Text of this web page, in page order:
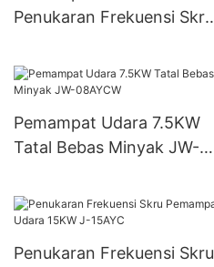
Penukaran Frekuensi Skru
Pemampat Udara 7.5KW
Tatal Bebas Minyak JW-
Penukaran Frekuensi Skru